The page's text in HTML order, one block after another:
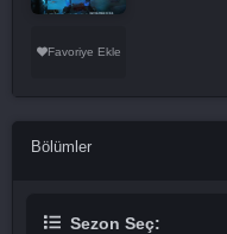
Favoriye Ekle
Bölümler
Sezon Seç: